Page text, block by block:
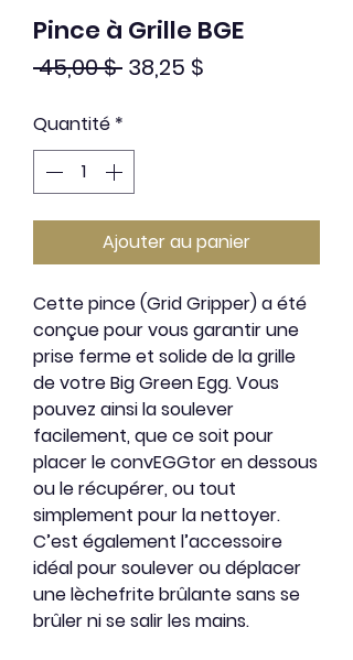
Pince à Grille BGE
45,00 $ Prix
38,25 $
Quantité *
Ajouter au panier
Cette pince (Grid Gripper) a été
conçue pour vous garantir une
prise ferme et solide de la grille
de votre Big Green Egg. Vous
pouvez ainsi la soulever
facilement, que ce soit pour
placer le convEGGtor en dessous
ou le récupérer, ou tout
simplement pour la nettoyer.
C’est également l’accessoire
idéal pour soulever ou déplacer
une lèchefrite brûlante sans se
brûler ni se salir les mains.